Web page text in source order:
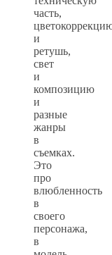
часть,
и
ретушь,
свет
и
композицию
и
разные
жанры
в
съемках.
Это
про
влюбленность
в
своего
персонажа,
в